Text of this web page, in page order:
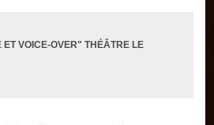
VOICE-OVER" THÉÂTRE LE